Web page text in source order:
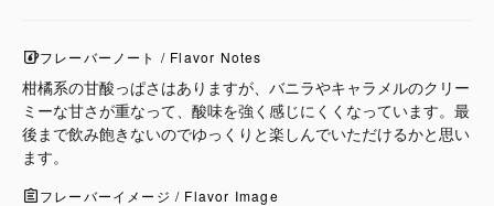
フレーバーノート / Flavor Notes
柑橘系の甘酸っぱさはありますが、バニラやキャラメルのクリー
ミーな甘さが重なって、酸味を強く感じにくくなっています。最
後まで飲み飽きないのでゆっくりと楽しんでいただけるかと思い
ます。
フレーバーイメージ / Flavor Image